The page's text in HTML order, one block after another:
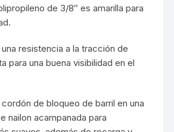
de 3/8″ es amarilla para
resistencia a la tracción de
para una buena visibilidad en el
de bloqueo de barril en una
nailon acampanada para